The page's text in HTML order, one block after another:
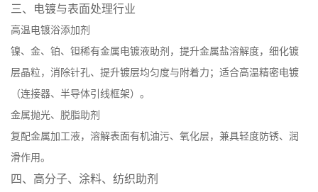
三、电镀与表面处理行业
高温电镀浴添加剂
镍、金、铂、钽稀有金属电镀液助剂，提升金属盐溶解度，细化镀
层晶粒，消除针孔、提升镀层均匀度与附着力；适合高温精密电镀
（连接器、半导体引线框架）。
金属抛光、脱脂助剂
复配金属加工液，溶解表面有机油污、氧化层，兼具轻度防锈、润
滑作用。
四、高分子、涂料、纺织助剂